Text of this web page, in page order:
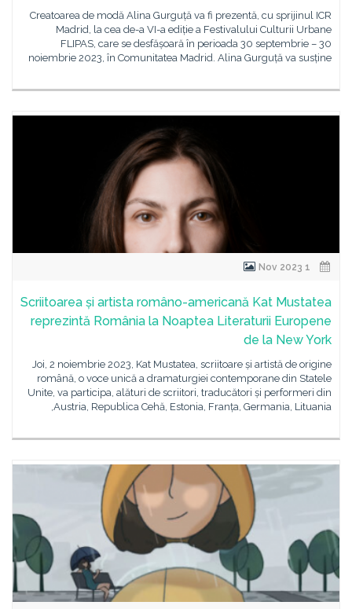
Creatoarea de modă Alina Gurguță va fi prezentă, cu sprijinul ICR
Madrid, la cea de-a VI-a ediție a Festivalului Culturii Urbane
FLIPAS, care se desfășoară în perioada 30 septembrie – 30
noiembrie 2023, în Comunitatea Madrid. Alina Gurguță va susține
Scriitoarea și artista româno-americană Kat Mustatea
reprezintă România la Noaptea Literaturii Europene
de la New York
Joi, 2 noiembrie 2023, Kat Mustatea, scriitoare și artistă de origine
română, o voce unică a dramaturgiei contemporane din Statele
Unite, va participa, alături de scriitori, traducători și performeri din
Austria, Republica Cehă, Estonia, Franța, Germania, Lituania,